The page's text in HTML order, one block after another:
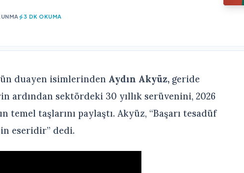
3 DK OKUMA
duayen isimlerinden Aydın Akyüz, geride
ardından sektördeki 30 yıllık serüvenini, 2026
temel taşlarını paylaştı. Akyüz, “Başarı tesadüf
eseridir” dedi.